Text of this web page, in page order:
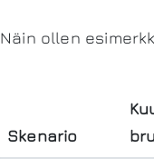
Näin ollen
Skenario